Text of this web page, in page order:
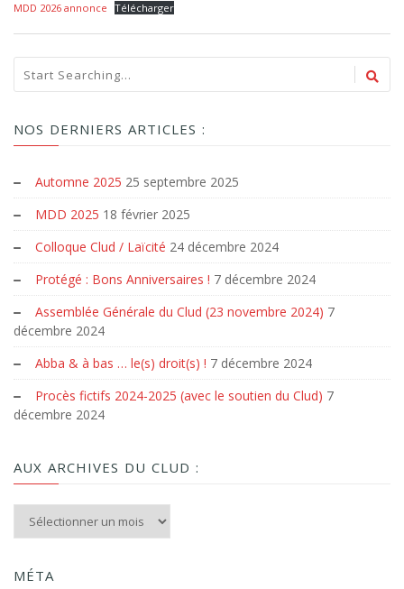
MDD 2026 annonce Télécharger
NOS DERNIERS ARTICLES :
Automne 2025 25 septembre 2025
MDD 2025 18 février 2025
Colloque Clud / Laïcité 24 décembre 2024
Protégé : Bons Anniversaires ! 7 décembre 2024
Assemblée Générale du Clud (23 novembre 2024) 7
décembre 2024
Abba & à bas … le(s) droit(s) ! 7 décembre 2024
Procès fictifs 2024-2025 (avec le soutien du Clud) 7
décembre 2024
AUX ARCHIVES DU CLUD :
Aux archives du Clud :
MÉTA